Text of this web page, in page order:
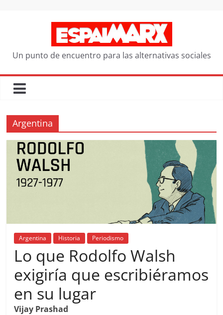
Un punto de encuentro para las alternativas sociales
Argentina
Argentina Historia Periodismo
Lo que Rodolfo Walsh
exigiría que escribiéramos
en su lugar
Vijay Prashad